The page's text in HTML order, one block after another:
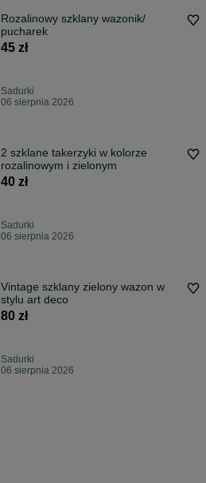
Rozalinowy szklany wazonik/
pucharek
45 zł
Sadurki
06 sierpnia 2026
2 szklane takerzyki w kolorze
rozalinowym i zielonym
40 zł
Sadurki
06 sierpnia 2026
Vintage szklany zielony wazon w
stylu art deco
80 zł
Sadurki
06 sierpnia 2026